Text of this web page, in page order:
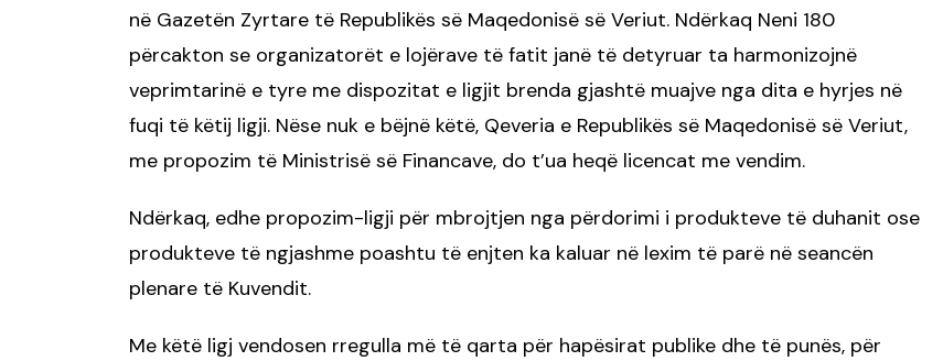
në Gazetën Zyrtare të Republikës së Maqedonisë së Veriut. Ndërkaq Neni 180
përcakton se organizatorët e lojërave të fatit janë të detyruar ta harmonizojnë
veprimtarinë e tyre me dispozitat e ligjit brenda gjashtë muajve nga dita e hyrjes në
fuqi të këtij ligji. Nëse nuk e bëjnë këtë, Qeveria e Republikës së Maqedonisë së Veriut,
me propozim të Ministrisë së Financave, do t’ua heqë licencat me vendim.
Ndërkaq, edhe propozim-ligji për mbrojtjen nga përdorimi i produkteve të duhanit ose
produkteve të ngjashme poashtu të enjten ka kaluar në lexim të parë në seancën
plenare të Kuvendit.
Me këtë ligj vendosen rregulla më të qarta për hapësirat publike dhe të punës, për